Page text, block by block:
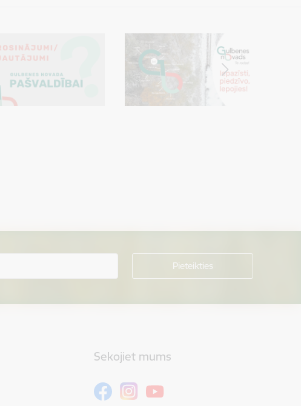
Sekojiet mums